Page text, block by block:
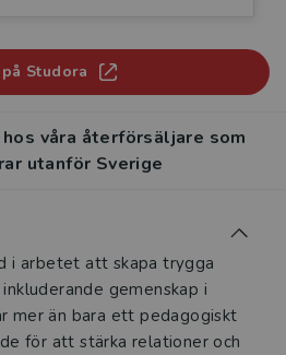
Studora
våra återförsäljare som
utanför Sverige
i arbetet att skapa trygga
gemenskap i
mer än bara ett pedagogiskt
för att stärka relationer och